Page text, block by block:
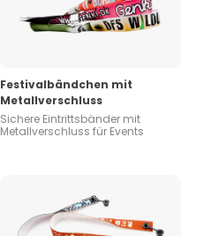
Festivalbändchen mit
Metallverschluss
Sichere Eintrittsbänder mit
Metallverschluss für Events